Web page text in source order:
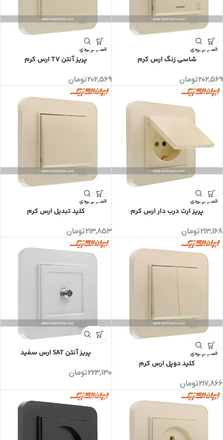
اتمام موجودی
شاسی زنگ ارس کرم
202,569تومان
اتمام موجودی
پریز آنتن TV ارس کرم
202,569تومان
اتمام موجودی
پریز ارت درب دار ارس کرم
213,168تومان
اتمام موجودی
کلید تبدیل ارس کرم
213,853تومان
اتمام موجودی
کلید دوپل ارس کرم
217,866تومان
پریز آنتن SAT ارس سفید
223,130تومان